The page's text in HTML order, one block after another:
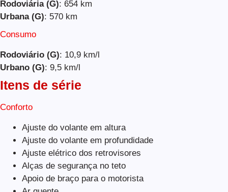
Rodoviária (G): 654 km
Urbana (G): 570 km
Consumo
Rodoviário (G): 10,9 km/l
Urbano (G): 9,5 km/l
Itens de série
Conforto
Ajuste do volante em altura
Ajuste do volante em profundidade
Ajuste elétrico dos retrovisores
Alças de segurança no teto
Apoio de braço para o motorista